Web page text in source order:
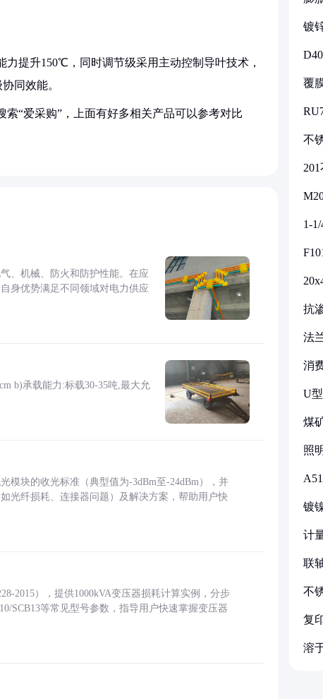
提升150℃，同时调节级采用主动控制导叶技术，
同效能。
“爱采购”，上面有好多相关产品可以参考对比
、机械、防火和防护性能。在应
身优势满足不同领域对电力供应
b)承载能力:标载30-35吨,最大允
模块的收光标准（典型值为-3dBm至-24dBm），并
光纤损耗、连接器问题）及解决方案，帮助用户快
2015），提供1000kVA变压器损耗计算实例，分步
SCB13等常见型号参数，指导用户快速掌握变压器
镀
覆
不
1-
抗
法
消
U
煤
照
镀
计
联
不
复
溶